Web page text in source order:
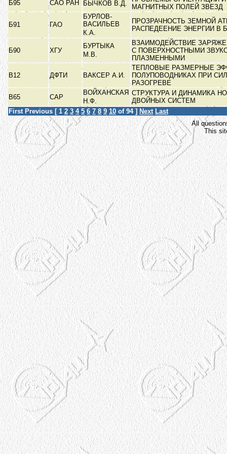
Б95 САО РАН БЫЧКОВ В.Д.
МАГНИТНЫХ ПОЛЕЙ ЗВЕЗД
Б91 ГАО
БУРЛОВ-
ВАСИЛЬЕВ
К.А.
ПРОЗРАЧНОСТЬ ЗЕМНОЙ
РАСПЕДЕЕНИЕ ЭНЕРГИИ В
Б90 ХГУ
БУРТЫКА
М.В.
ВЗАИМОДЕЙСТВИЕ
С ПОВЕРХНОСТНЫМИ
ПЛАЗМЕННЫМИ
В12 ДФТИ ВАКСЕР А.И.
ТЕПЛОВЫЕ РАЗМЕРНЫЕ
ПОЛУПОВОДНИКАХ ПРИ
РАЗОГРЕВЕ
В65
САР
ВОЙХАНСКАЯ
Н.Ф.
СТРУКТУРА И ДИНАМИКА
ДВОЙНЫХ СИСТЕМ
First Previous [ 1 2 3 4 5 6 7 8 9 10 of 94 ] Next Last
All
This